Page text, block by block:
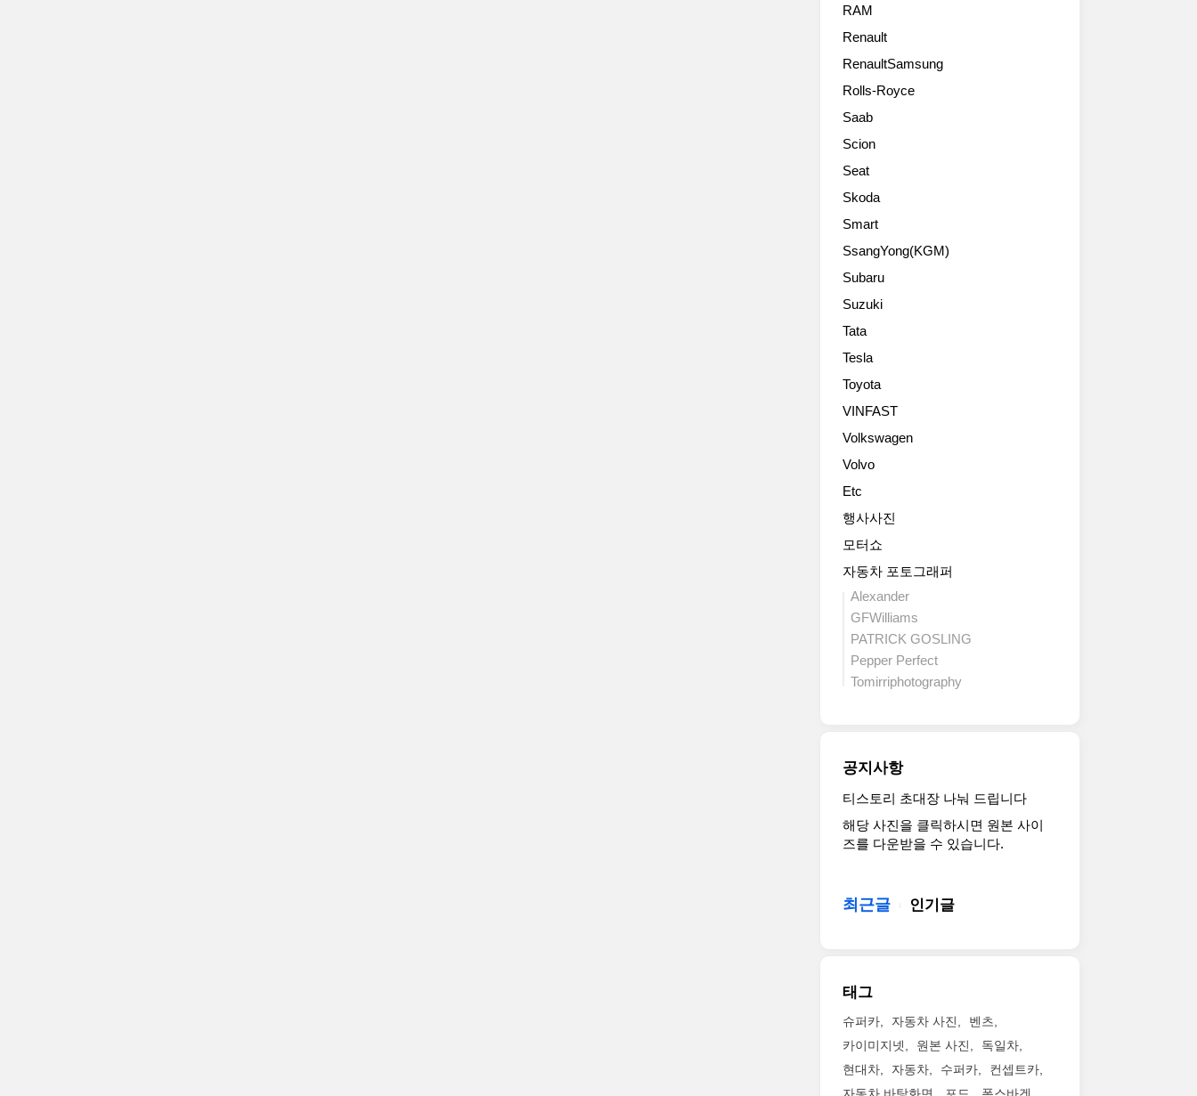
range.
expression
greatly
increased
extended
range
colour
combina..
RAM
Renault
RenaultSamsung
Rolls-Royce
Saab
Scion
Seat
Skoda
Smart
SsangYong(KGM)
Subaru
Suzuki
Tata
Tesla
Toyota
VINFAST
Volkswagen
Volvo
Etc
행사사진
모터쇼
자동차 포토그래퍼
Alexander
GFWilliams
PATRICK GOSLING
Pepper Perfect
Tomirriphotography
공지사항
티스토리 초대장 나눠 드립니다
해당 사진을 클릭하시면 원본 사이
즈를 다운받을 수 있습니다.
최근글 인기글
태그
슈퍼카 자동차 사진
벤츠
카이미지넷
원본 사진
독일차
현대차
자동차 수퍼카
컨셉트카